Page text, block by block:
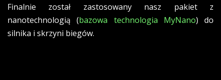
Finalnie został zastosowany nasz pakiet z
nanotechnologią (bazowa technologia MyNano) do
silnika i skrzyni biegów.